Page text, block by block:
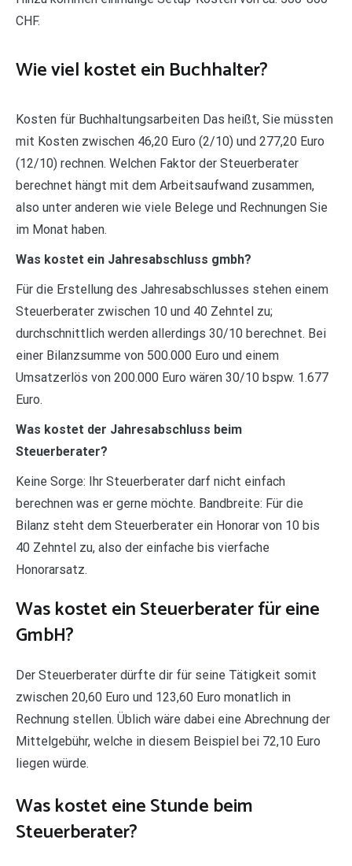
CHF.
Wie viel kostet ein Buchhalter?
Kosten für Buchhaltungsarbeiten Das heißt, Sie müssten
mit Kosten zwischen 46,20 Euro (2/10) und 277,20 Euro
(12/10) rechnen. Welchen Faktor der Steuerberater
berechnet hängt mit dem Arbeitsaufwand zusammen,
also unter anderen wie viele Belege und Rechnungen Sie
im Monat haben.
Was kostet ein Jahresabschluss gmbh?
Für die Erstellung des Jahresabschlusses stehen einem
Steuerberater zwischen 10 und 40 Zehntel zu;
durchschnittlich werden allerdings 30/10 berechnet. Bei
einer Bilanzsumme von 500.000 Euro und einem
Umsatzerlös von 200.000 Euro wären 30/10 bspw. 1.677
Euro.
Was kostet der Jahresabschluss beim
Steuerberater?
Keine Sorge: Ihr Steuerberater darf nicht einfach
berechnen was er gerne möchte. Bandbreite: Für die
Bilanz steht dem Steuerberater ein Honorar von 10 bis
40 Zehntel zu, also der einfache bis vierfache
Honorarsatz.
Was kostet ein Steuerberater für eine
GmbH?
Der Steuerberater dürfte dir für seine Tätigkeit somit
zwischen 20,60 Euro und 123,60 Euro monatlich in
Rechnung stellen. Üblich wäre dabei eine Abrechnung der
Mittelgebühr, welche in diesem Beispiel bei 72,10 Euro
liegen würde.
Was kostet eine Stunde beim
Steuerberater?